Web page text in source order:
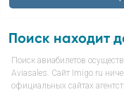
Поиск находит
Поиск авиабилетов
Aviasales. Сайт Imigo.ru
официальных сайтах